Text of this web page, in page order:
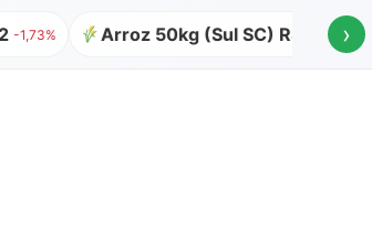
-1,73% Arroz 50kg (Sul SC) R$ 64,00
›